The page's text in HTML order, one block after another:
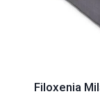
Filoxenia